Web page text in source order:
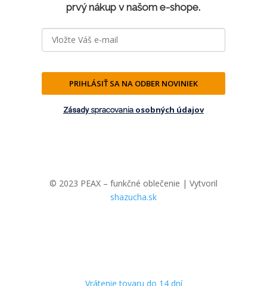
prvý nákup v našom e-shope.
PRIHLÁSIŤ SA NA ODBER NOVINIEK
Zásady spracovaniaosobných údajov
© 2023 PEAX – funkčné oblečenie | Vytvoril
shazucha.sk
Vrátenie tovaru do 14 dní